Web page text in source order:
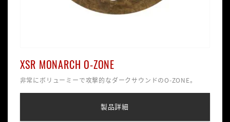
XSR MONARCH O-ZONE
非常にボリューミーで攻撃的なダークサウンドのO-ZONE。
製品詳細